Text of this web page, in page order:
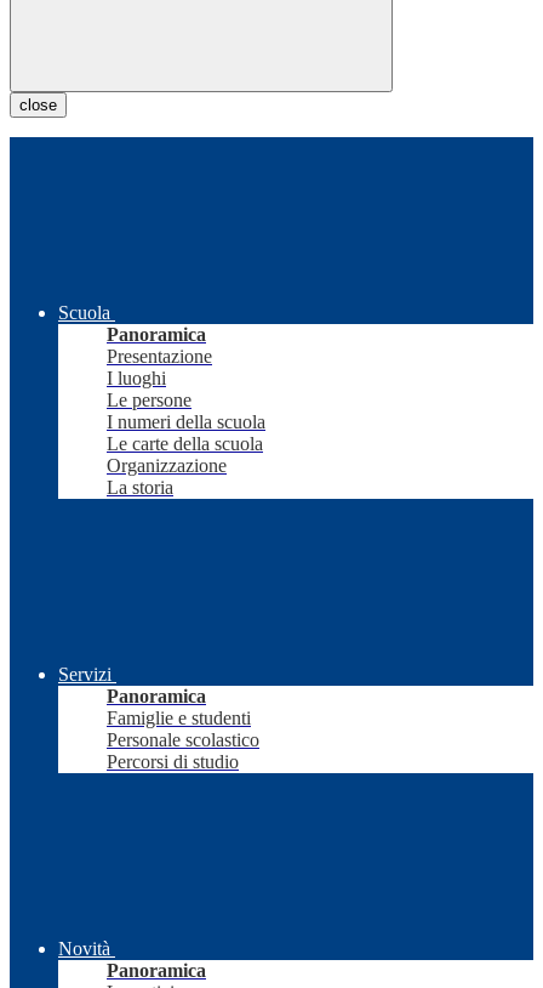
close
Scuola
Panoramica
Presentazione
I luoghi
Le persone
I numeri della scuola
Le carte della scuola
Organizzazione
La storia
Servizi
Panoramica
Famiglie e studenti
Personale scolastico
Percorsi di studio
Novità
Panoramica